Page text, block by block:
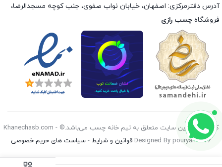
آدرس دفترمرکزی: اصفهان، خیابان نواب صفوی، جنب کوچه مسجدالرضا،
فروشگاه چسب رازی
کليه حقوق اين سايت متعلق به تیم خانه چسب می‌باشد.© Khanechasb.com -
Designed By pouryan 2026 قوانین و شرایط - سیاست های حریم خصوصی